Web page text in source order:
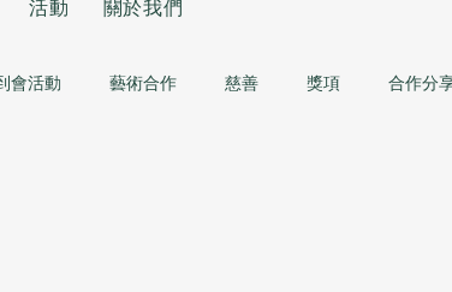
活動 關於我們
會活動 藝術合作 慈善 獎項 合作分